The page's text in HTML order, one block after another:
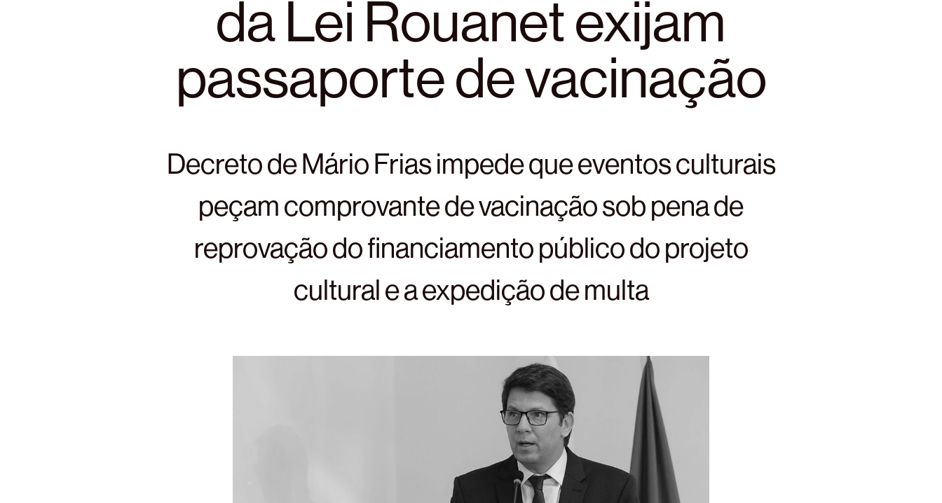
da Lei Rouanet exijam
passaporte de vacinação
Decreto de Mário Frias impede que eventos culturais
peçam comprovante de vacinação sob pena de
reprovação do financiamento público do projeto
cultural e a expedição de multa